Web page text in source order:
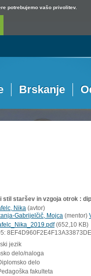
potrebujemo vašo privolitev.
Brskanje
stil staršev in vzgoja otrok :
Nika (avtor)
Gabrijelčič, Mojca (mentor)
(652,10 KB)
jezik
delo/naloga
delo
fakulteta